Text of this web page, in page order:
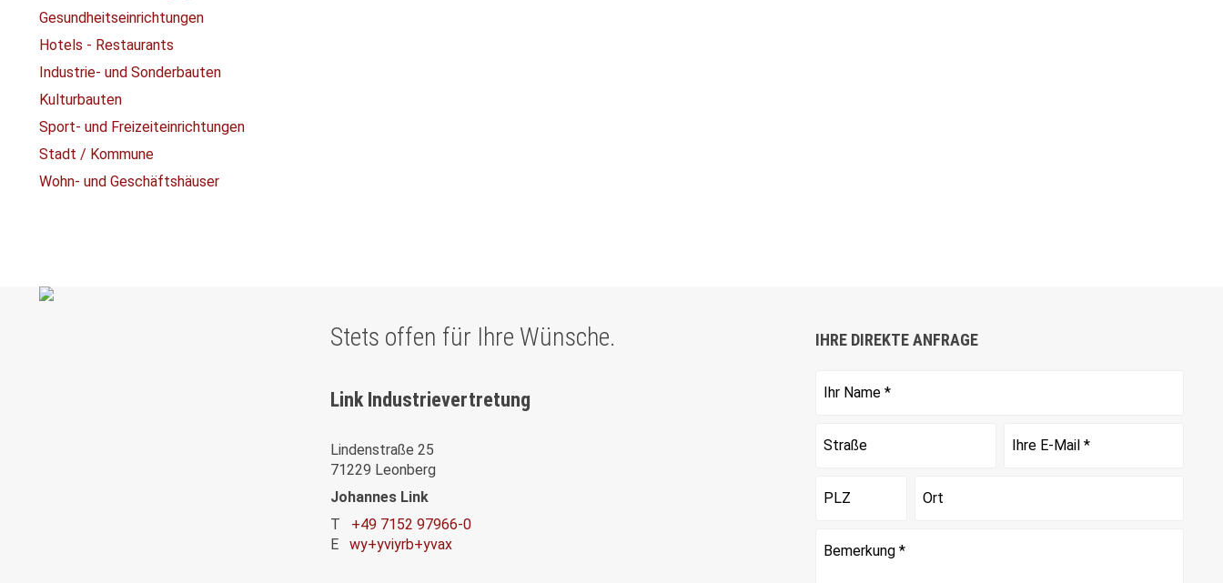
Gesundheitseinrichtungen
Hotels - Restaurants
Industrie- und Sonderbauten
Kulturbauten
Sport- und Freizeiteinrichtungen
Stadt / Kommune
Wohn- und Geschäftshäuser
Stets offen für Ihre Wünsche.
Link Industrievertretung
Lindenstraße 25
71229 Leonberg
Johannes Link
T +49 7152 97966-0
E wy+yviyrb+yvax
IHRE DIREKTE ANFRAGE